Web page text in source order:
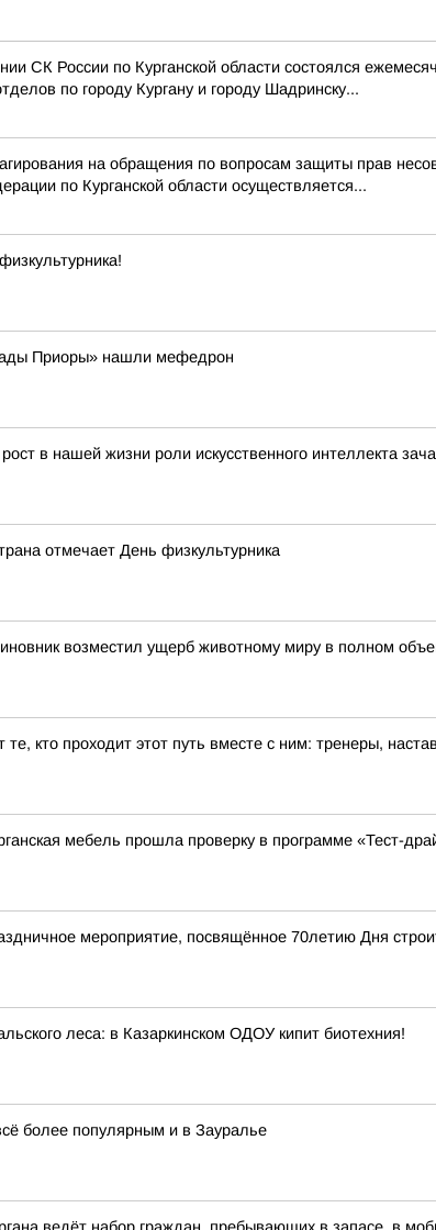
СК России по Курганской области состоялся
по городу Кургану и городу Шадринску...
на обращения по вопросам защиты прав
по Курганской области осуществляется...
Приоры» нашли мефедрон
в нашей жизни роли искусственного интеллекта
отмечает День физкультурника
возместил ущерб животному миру в полном
кто проходит этот путь вместе с ним: тренеры,
мебель прошла проверку в программе «Тест-
мероприятие, посвящённое 70летию Дня
леса: в Казаркинском ОДОУ кипит биотехния!
более популярным и в Зауралье